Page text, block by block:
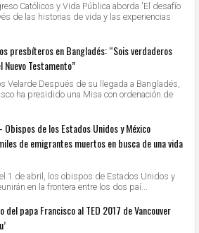
Católicos y Vida Pública aborda 'El desafío
de las historias de vida y las experiencias
presbíteros en Bangladés: “Sois verdaderos
Testamento”
Velarde Después de su llegada a Bangladés,
ha presidido una Misa con ordenación de
Obispos de los Estados Unidos y México
de emigrantes muertos en busca de una vida
1 de abril, los obispos de Estados Unidos y
en la frontera entre los dos paí...
del papa Francisco al TED 2017 de Vancouver